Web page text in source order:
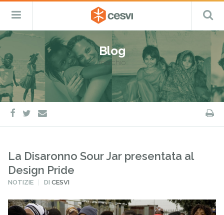
Salta
al
contenuto
CESVI
Fondazione
–
ETS
Cooperazione,
Emergenza
e
Sviluppo
Menu
Blog
marchio
facebook
twitter
e-
mail
La Disaronno Sour Jar presentata al
Design Pride
PUBBLICATO
NOTIZIE DICESVI